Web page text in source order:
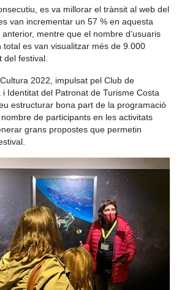
es va millorar el trànsit al web del
van incrementar un 57 % en aquesta
mentre que el nombre d’usuaris
total es van visualitzar més de 9.000
del festival.
2022, impulsat pel Club de
Identitat del Patronat de Turisme Costa
estructurar bona part de la programació
de participants en les activitats
grans propostes que permetin